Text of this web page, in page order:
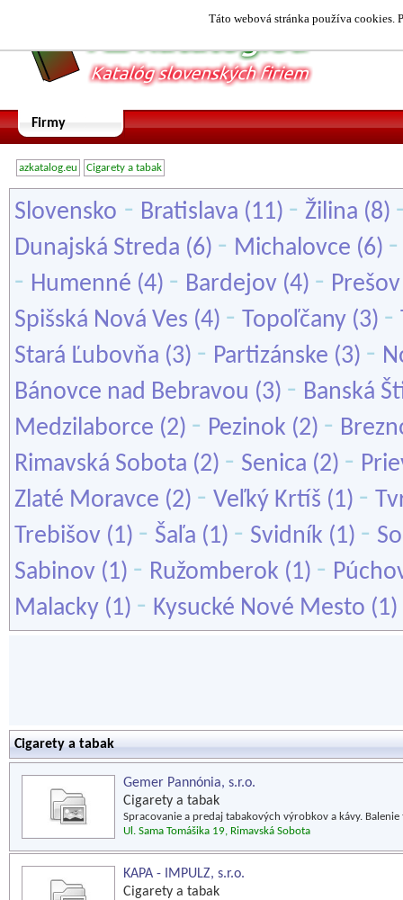
Táto webová stránka používa cookies.
Firmy
azkatalog.eu Cigarety a tabak
Slovensko - Bratislava (11) - Žilina (8)
Dunajská Streda (6) - Michalovce (6)
- Humenné (4) - Bardejov (4) - Prešov
Spišská Nová Ves (4) - Topoľčany (3) -
Stará Ľubovňa (3) - Partizánske (3) -
Bánovce nad Bebravou (3) - Banská
Medzilaborce (2) - Pezinok (2) -
Rimavská Sobota (2) - Senica (2) -
Zlaté Moravce (2) - Veľký Krtíš (1) -
Trebišov (1) - Šaľa (1) - Svidník (1) -
Sabinov (1) - Ružomberok (1) -
Malacky (1) - Kysucké Nové Mesto (1)
Cigarety a tabak
Gemer Pannónia, s.r.o.
Cigarety a tabak
Spracovanie a predaj tabakových výrobkov a kávy. Balenie
Ul. Sama Tomášika 19, Rimavská Sobota
KAPA - IMPULZ, s.r.o.
Cigarety a tabak